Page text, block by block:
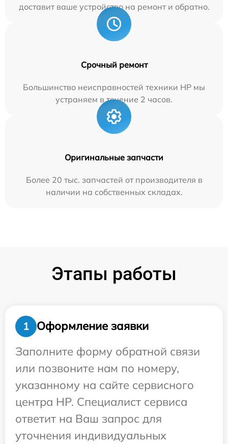
доставит ваше устройство на ремонт и обратно.
Срочный ремонт
Большинство неисправностей техники HP мы
устраняем в течение 2 часов.
Оригинальные запчасти
Более 20 тыс. запчастей от производителя в
наличии на собственных складах.
Этапы работы
1
Оформление заявки
Заполните форму обратной связи
или позвоните нам по номеру,
указанному на сайте сервисного
центра HP. Специалист сервиса
ответит на Ваш запрос для
уточнения индивидуальных